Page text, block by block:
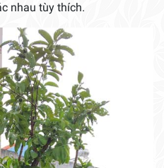
nhau tùy thích.